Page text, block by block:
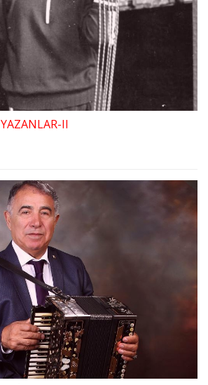
YAZANLAR-II